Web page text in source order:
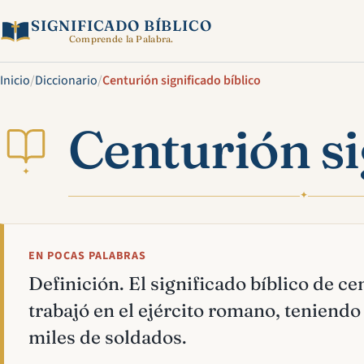
SIGNIFICADO BÍBLICO
Comprende la Palabra.
Inicio/Diccionario/Centurión significado bíblico
✦ Centurión
✦
EN POCAS PALABRAS
Definición. El significado bíblico de
trabajó en el ejército romano,
miles de soldados.